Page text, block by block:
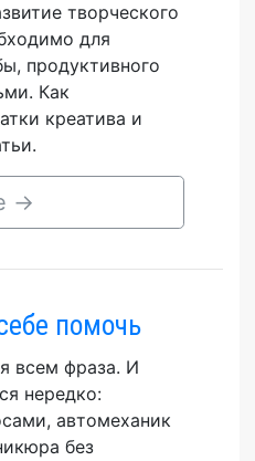
творческого
для
продуктивного
Как
креатива и
→
помочь
всем фраза. И
нередко:
автомеханик
без